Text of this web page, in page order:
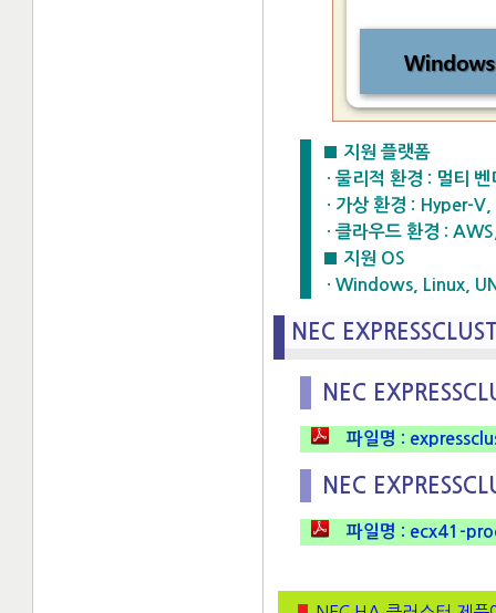
■ 지원 플랫폼
· 물리적 환경 : 멀티 벤
· 가상 환경 : Hyper-
· 클라우드 환경 :
■ 지원 OS
· Windows, Linux,
NEC
NEC
파일명 :
NEC
파일명 : ecx41-